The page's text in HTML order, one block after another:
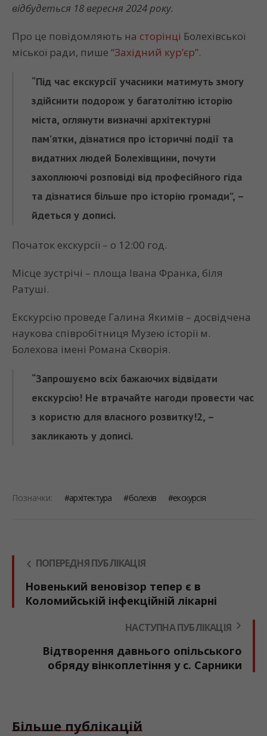
відбудеться 18 вересня 2024 року.
Про це повідомляють на сторінці Болехівської
міської ради, пише “Західний кур’єр”.
“Під час екскурсії учасники матимуть змогу
здійснити подорож у багатолітню історію
міста, оглянути визначні архітектурні
пам’ятки, дізнатися про історичні події та
видатних людей Болехівщини, почути
захоплюючі розповіді від професійного гіда
та дізнатися більше про історію громади”, –
йдеться у дописі.
Початок екскурсії – о 12:00 год.
Місце зустрічі – площа Івана Франка, біля
Ратуші.
Екскурсію проведе Галина Якимів – досвідчена
наукова співробітниця Музею історії м.
Болехова імені Романа Скворія.
“Запрошуємо всіх бажаючих відвідати
екскурсію! Не втрачайте нагоди провести час
з користю для власного розвитку!2, –
закликають у дописі.
Позначки: архітектура болехів екскурсія
ПОПЕРЕДНЯ ПУБЛІКАЦІЯ
Новенький веновізор тепер є в
Коломийській інфекційній лікарні
НАСТУПНА ПУБЛІКАЦІЯ
Відтворення давнього опільського
обряду вінкоплетіння у с. Сарники
Більше публікацій